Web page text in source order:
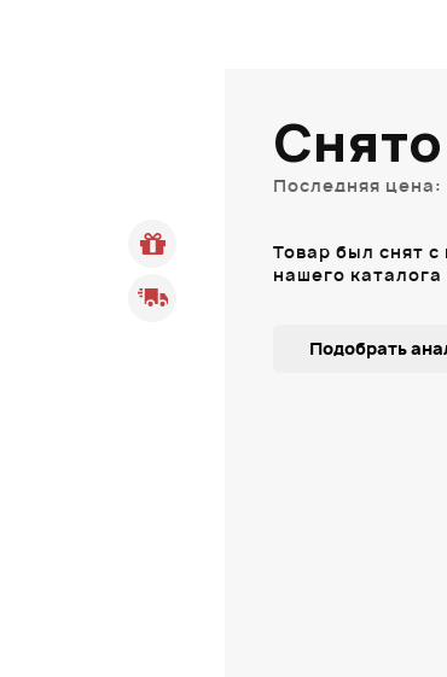
Последняя цена:
Товар был снят
нашего каталога
Подобрать